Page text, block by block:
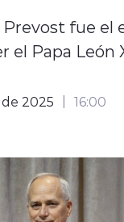
claro
fue el
el Papa León
2025 16:00